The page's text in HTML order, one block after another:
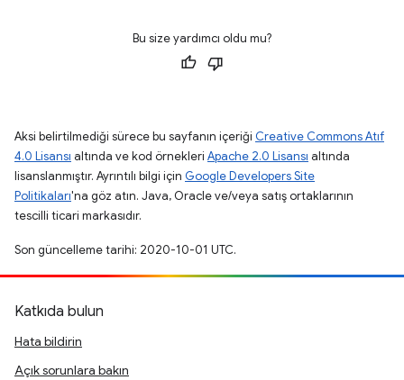
Bu size yardımcı oldu mu?
Aksi belirtilmediği sürece bu sayfanın içeriği Creative Commons Atıf
4.0 Lisansı altında ve kod örnekleri Apache 2.0 Lisansı altında
lisanslanmıştır. Ayrıntılı bilgi için Google Developers Site
Politikaları'na göz atın. Java, Oracle ve/veya satış ortaklarının
tescilli ticari markasıdır.
Son güncelleme tarihi: 2020-10-01 UTC.
Katkıda bulun
Hata bildirin
Açık sorunlara bakın